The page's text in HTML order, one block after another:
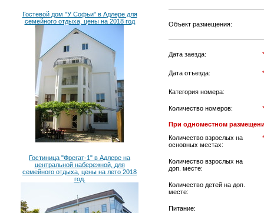
Гостевой дом "У Софьи" в Адлере для
семейного отдыха, цены на 2018 год
Гостиница "Фрегат-1" в Адлере на
центральной набережной, для
семейного отдыха, цены на лето 2018
год.
Объект размещения:
Дата заезда: *
Дата отъезда: *
Категория номера:
Количество номеров: *
При одноместном
Количество взрослых на
основных местах:
*
Количество взрослых на
доп. месте:
Количество детей на доп.
месте:
Питание: